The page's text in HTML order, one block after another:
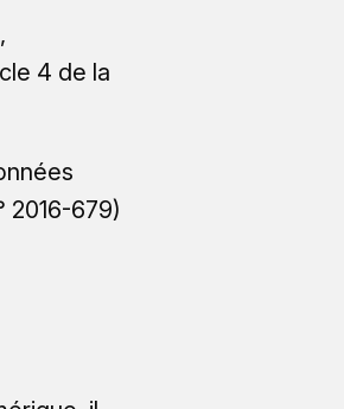
4 de la
2016-679)